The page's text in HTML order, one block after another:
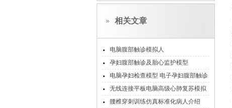
相关文章
电脑腹部触诊模拟人
孕妇腹部触诊及胎心监护模型
电脑孕妇检查模型 电子孕妇腹部触诊
模型
无线连接平板电脑高级心肺复苏模拟
人
腰椎穿刺训练仿真标准化病人介绍